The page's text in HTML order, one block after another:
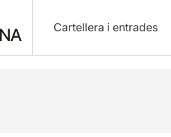
Cartellera i entrades